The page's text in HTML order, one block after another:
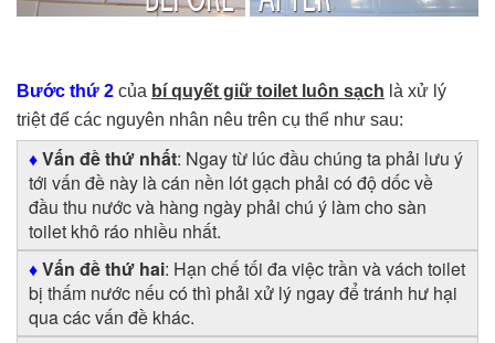
Bước thứ 2 của bí quyết giữ toilet luôn sạch là xử lý
triệt để các nguyên nhân nêu trên cụ thể như sau:
♦Vấn đề thứ nhất: Ngay từ lúc đầu chúng ta phải lưu ý
tới vấn đề này là cán nền lót gạch phải có độ dốc về
đầu thu nước và hàng ngày phải chú ý làm cho sàn
toilet khô ráo nhiều nhất.
♦Vấn đề thứ hai: Hạn chế tối đa việc trần và vách toilet
bị thấm nước nếu có thì phải xử lý ngay để tránh hư hại
qua các vấn đề khác.